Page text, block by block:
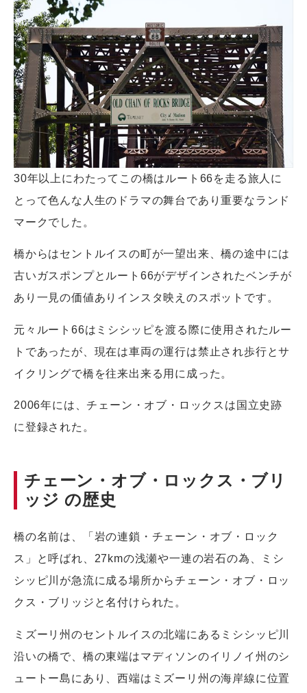
30年以上にわたってこの橋はルート66を走る旅人に
とって色んな人生のドラマの舞台であり重要なランド
マークでした。
橋からはセントルイスの町が一望出来、橋の途中には
古いガスポンプとルート66がデザインされたベンチが
あり一見の価値ありインスタ映えのスポットです。
元々ルート66はミシシッピを渡る際に使用されたルー
トであったが、現在は車両の運行は禁止され歩行とサ
イクリングで橋を往来出来る用に成った。
2006年には、チェーン・オブ・ロックスは国立史跡
に登録された。
チェーン・オブ・ロックス・ブリ
ッジ の歴史
橋の名前は、「岩の連鎖・チェーン・オブ・ロック
ス」と呼ばれ、27kmの浅瀬や一連の岩石の為、ミシ
シッピ川が急流に成る場所からチェーン・オブ・ロッ
クス・ブリッジと名付けられた。
ミズーリ州のセントルイスの北端にあるミシシッピ川
沿いの橋で、橋の東端はマディソンのイリノイ州のシ
ュートー島にあり、西端はミズーリ州の海岸線に位置